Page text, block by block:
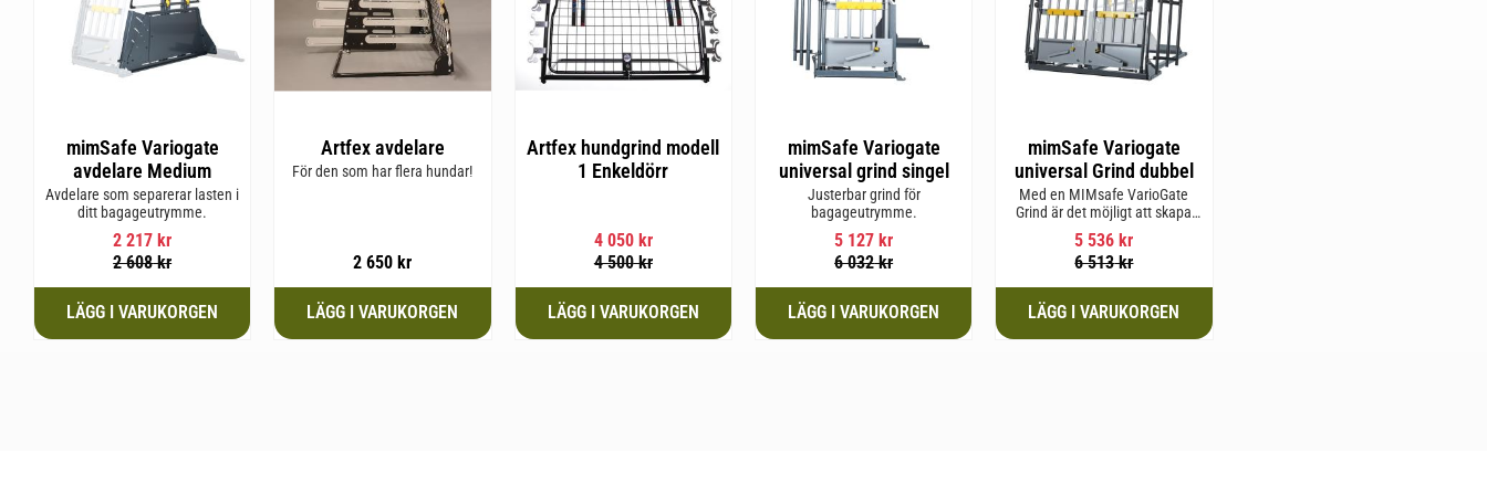
mimSafe Variogate
avdelare Medium
Avdelare som separerar lasten i
ditt bagageutrymme.
2 217 kr
2 608kr
Artfex avdelare
För den som har flera hundar!
2 650 kr
Artfex hundgrind modell
1 Enkeldörr
4 050kr
4 500kr
mimSafe Variogate
universal grind singel
Justerbar grind för
bagageutrymme.
5 127 kr
6 032kr
mimSafe Variogate
universal Grind dubbel
Med en MIMsafe VarioGate
Grind är det möjligt att skapa
ett inhägnat område i hela
bagageutrymmet som kan
användas för transport av
5 536 kr
6 513kr